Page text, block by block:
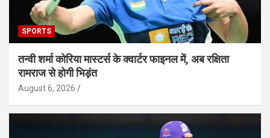
SPORTS
तन्वी शर्मा कोरिया मास्टर्स के क्वार्टर फाइनल में, अब रक्षिता
रामराज से होगी भिड़ंत
August 6, 2026